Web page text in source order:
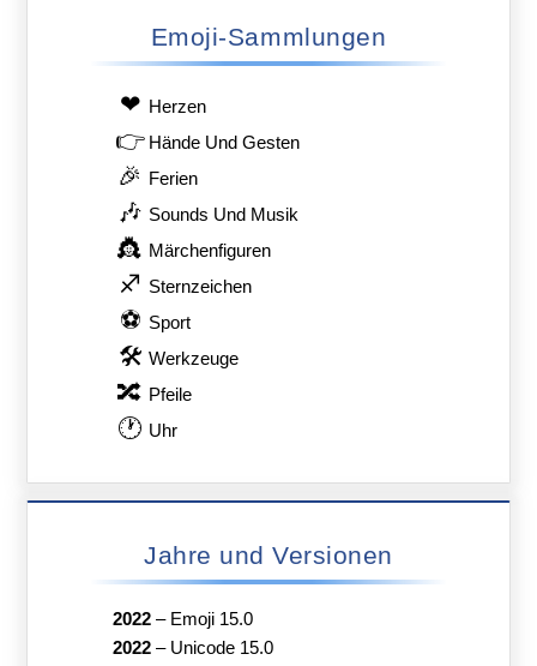
Emoji-Sammlungen
❤ Herzen
👉 Hände Und Gesten
🎉 Ferien
🎶 Sounds Und Musik
👸 Märchenfiguren
♐ Sternzeichen
⚽ Sport
🛠 Werkzeuge
🔀 Pfeile
🕐 Uhr
Jahre und Versionen
2022– Emoji 15.0
2022– Unicode 15.0